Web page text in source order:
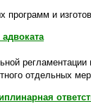
программ и
отдельных